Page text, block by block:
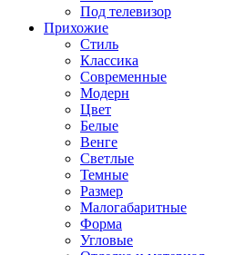
Под телевизор
Прихожие
Стиль
Классика
Современные
Модерн
Цвет
Белые
Венге
Светлые
Темные
Размер
Малогабаритные
Форма
Угловые